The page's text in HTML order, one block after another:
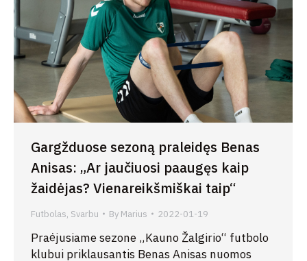
Gargžduose sezoną praleidęs Benas
Anisas: „Ar jaučiuosi paaugęs kaip
žaidėjas? Vienareikšmiškai taip“
Futbolas, Svarbu By Marius 2022-01-19
Praėjusiame sezone „Kauno Žalgirio“ futbolo
klubui priklausantis Benas Anisas nuomos